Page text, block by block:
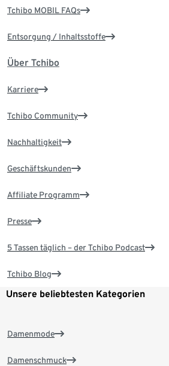
Tchibo MOBIL FAQs
Entsorgung / Inhaltsstoffe
Über Tchibo
Karriere
Tchibo Community
Nachhaltigkeit
Geschäftskunden
Affiliate Programm
Presse
5 Tassen täglich – der Tchibo Podcast
Tchibo Blog
Unsere beliebtesten Kategorien
Damenmode
Damenschmuck